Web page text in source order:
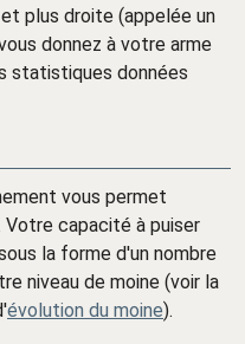
plus droite (appelée un
donnez à votre arme
statistiques données
vous permet
Votre capacité à puiser
la forme d'un nombre
niveau de moine (voir la
évolution du moine).